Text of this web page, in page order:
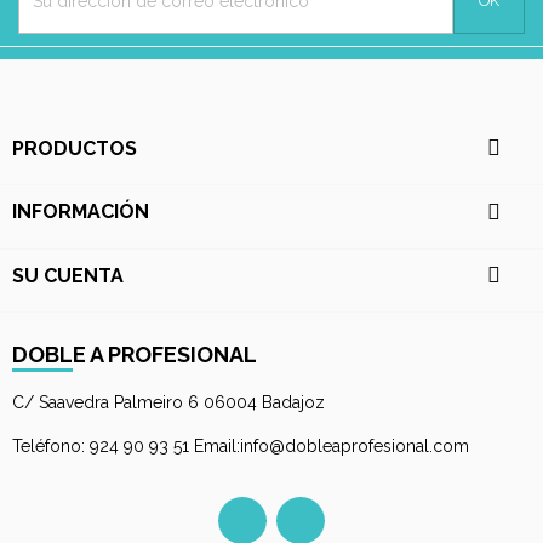
PRODUCTOS 
INFORMACIÓN 
SU CUENTA 
DOBLE A PROFESIONAL
C/ Saavedra Palmeiro 6 06004 Badajoz
Teléfono: 924 90 93 51 Email:info@dobleaprofesional.com
FacebookInstagram